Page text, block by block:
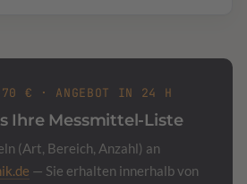
€ · ANGEBOT IN 24 H
Ihre Messmittel-Liste
(Art, Bereich, Anzahl) an
— Sie erhalten innerhalb von